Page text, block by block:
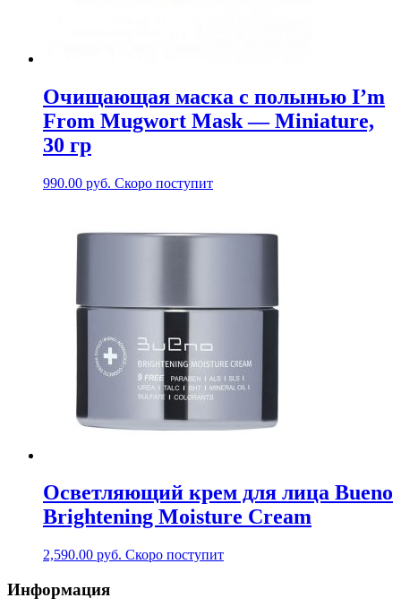
Очищающая маска с полынью I’m
From Mugwort Mask — Miniature,
30 гр
990.00 руб. Скоро поступит
Осветляющий крем для лица Bueno
Brightening Moisture Cream
2,590.00 руб. Скоро поступит
Информация